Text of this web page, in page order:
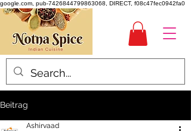
google.com, pub-7426844799863068, DIRECT, f08c47fec0942fa0
Beitrag
Ashirvaad